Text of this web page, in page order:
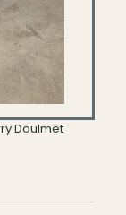
Doulmet